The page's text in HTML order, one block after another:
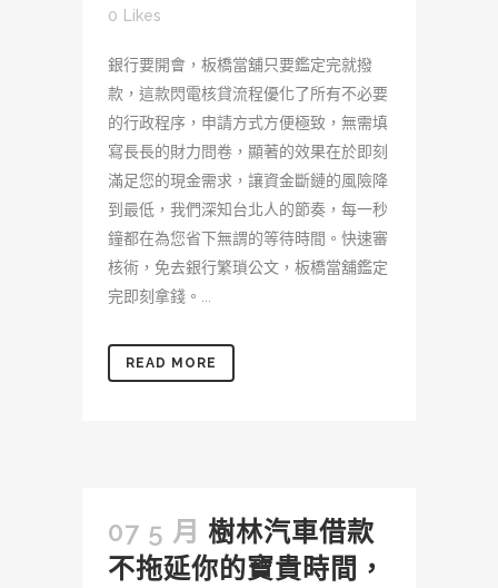
0 Likes
銀行要開會，板橋當舖只要鑑定完就撥
款，這款閃電核貸流程優化了所有不必要
的行政程序，申請方式方便極致，無需填
寫長長的財力問卷，顯著的效果在於即刻
滿足您的現金需求，讓資金斷鏈的風險降
到最低，我們深知台北人的節奏，每一秒
鐘都在為您省下無謂的等待時間。快速審
核術，免去銀行繁瑣公文，板橋當舖鑑定
完即刻拿錢。...
READ MORE
07 5 月 樹林汽車借款
不拖延你的寶貴時間，